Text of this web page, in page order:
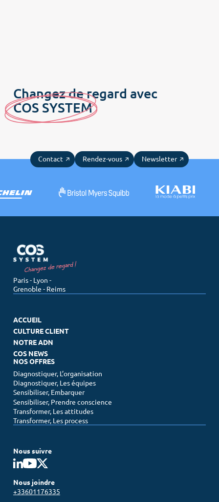
Changez de regard avec
COS SYSTEM
Contact Rendez-vous Newsletter
Paris - Lyon -
Grenoble - Reims
ACCUEIL
CULTURE CLIENT
NOTRE ADN
COS NEWS
NOS OFFRES
Diagnostiquer, L’organisation
Diagnostiquer, Les équipes
Sensibiliser, Embarquer
Sensibiliser, Prendre conscience
Transformer, Les attitudes
Transformer, Les process
Nous suivre
Nous joindre
+33601176335